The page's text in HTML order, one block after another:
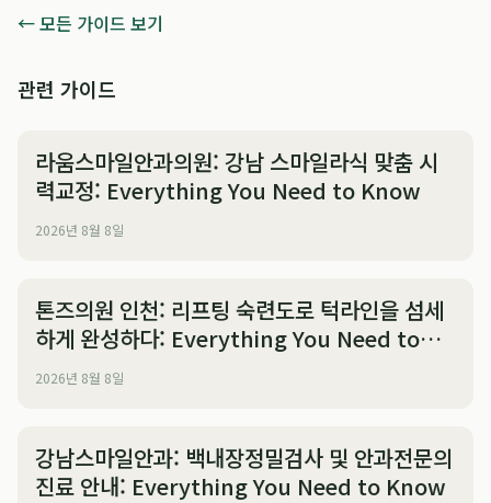
← 모든 가이드 보기
관련 가이드
라움스마일안과의원: 강남 스마일라식 맞춤 시
력교정: Everything You Need to Know
2026년 8월 8일
톤즈의원 인천: 리프팅 숙련도로 턱라인을 섬세
하게 완성하다: Everything You Need to
Know
2026년 8월 8일
강남스마일안과: 백내장정밀검사 및 안과전문의
진료 안내: Everything You Need to Know